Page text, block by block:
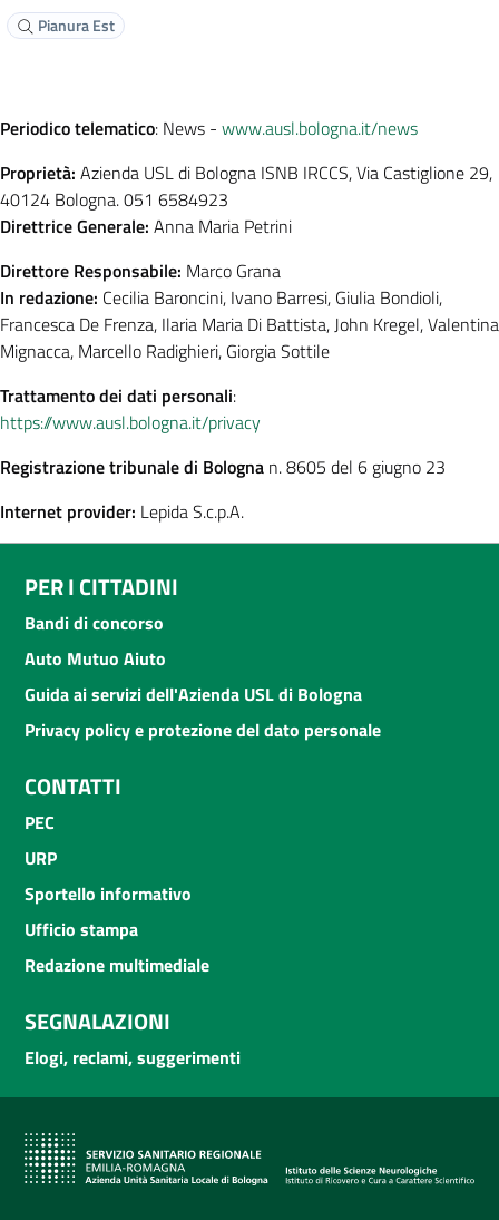
Pianura Est
Periodico telematico: News - www.ausl.bologna.it/news
Proprietà: Azienda USL di Bologna ISNB IRCCS, Via Castiglione 29,
40124 Bologna. 051 6584923
Direttrice Generale: Anna Maria Petrini
Direttore Responsabile: Marco Grana
In redazione: Cecilia Baroncini, Ivano Barresi, Giulia Bondioli,
Francesca De Frenza, Ilaria Maria Di Battista, John Kregel, Valentina
Mignacca, Marcello Radighieri, Giorgia Sottile
Trattamento dei dati personali:
https://www.ausl.bologna.it/privacy
Registrazione tribunale di Bologna n. 8605 del 6 giugno 23
Internet provider: Lepida S.c.p.A.
PER I CITTADINI
Bandi di concorso
Auto Mutuo Aiuto
Guida ai servizi dell'Azienda USL di Bologna
Privacy policy e protezione del dato personale
CONTATTI
PEC
URP
Sportello informativo
Ufficio stampa
Redazione multimediale
SEGNALAZIONI
Elogi, reclami, suggerimenti